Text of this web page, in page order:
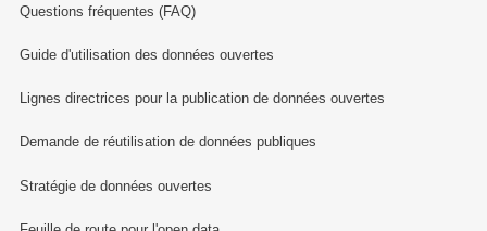
Questions fréquentes (FAQ)
Guide d'utilisation des données ouvertes
Lignes directrices pour la publication de données ouvertes
Demande de réutilisation de données publiques
Stratégie de données ouvertes